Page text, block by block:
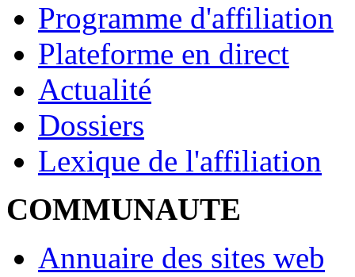
Programme d'affiliation
Plateforme en direct
Actualité
Dossiers
Lexique de l'affiliation
COMMUNAUTE
Annuaire des sites web